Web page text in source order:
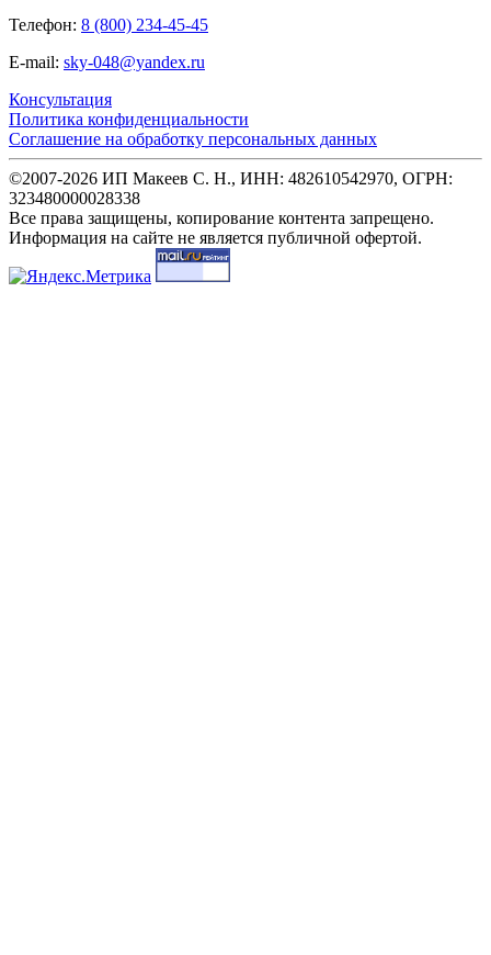
Телефон: 8 (800) 234-45-45
E-mail: sky-048@yandex.ru
Консультация
Политика конфиденциальности
Соглашение на обработку персональных данных
©2007-2026 ИП Макеев С. Н., ИНН: 482610542970, ОГРН:
323480000028338
Все права защищены, копирование контента запрещено.
Информация на сайте не является публичной офертой.